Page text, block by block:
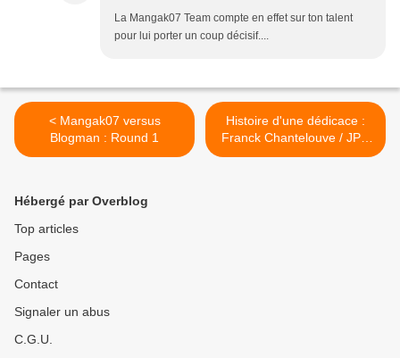
La Mangak07 Team compte en effet sur ton talent
pour lui porter un coup décisif....
< Mangak07 versus
Blogman : Round 1
Histoire d'une dédicace :
Franck Chantelouve / JPO
Samedi 24 mars 2007 >
Hébergé par Overblog
Top articles
Pages
Contact
Signaler un abus
C.G.U.